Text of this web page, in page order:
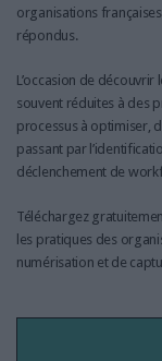
organisations
répondus.
L’occasion de
souvent réduites à des
processus à optimiser,
passant par
déclenchement de
Téléchargez
les pratiques des
numérisation et de